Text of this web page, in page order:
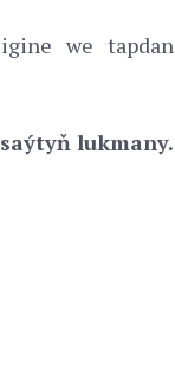
we tapdan
lukmany.